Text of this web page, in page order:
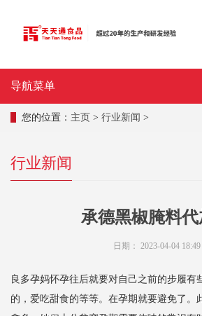
导航菜单
您的位置： 主页 > 行业新闻 >
行业新闻
承德黑椒腌料
日期： 2023-04-04 18:49
良多孕妈怀孕往后就要对自己之前的步履有
的，爱吃甜食的等等。在孕期就要避免了。